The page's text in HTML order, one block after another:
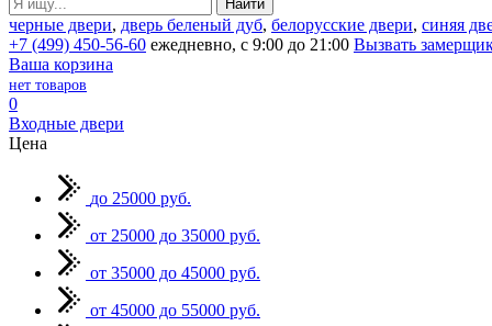
черные двери, дверь беленый дуб, белорусские двери, синяя
+7 (499) 450-56-60 ежедневно, с 9:00 до 21:00 Вызвать
Ваша корзина
нет товаров
0
Входные двери
Цена
до 25000 руб.
от 25000 до 35000 руб.
от 35000 до 45000 руб.
от 45000 до 55000 руб.